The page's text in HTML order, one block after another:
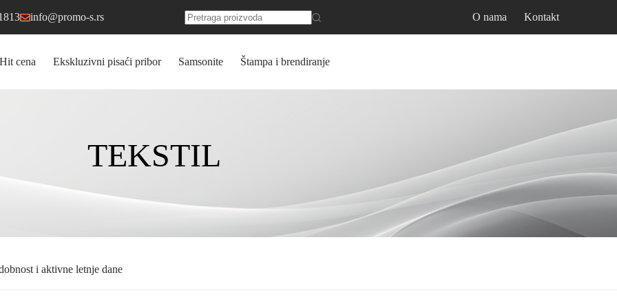
info@promo-s.rs
O nama Kontakt
Hit cena Ekskluzivni pisaći pribor Samsonite Štampa i brendiranje
TEKSTIL
i aktivne letnje dane